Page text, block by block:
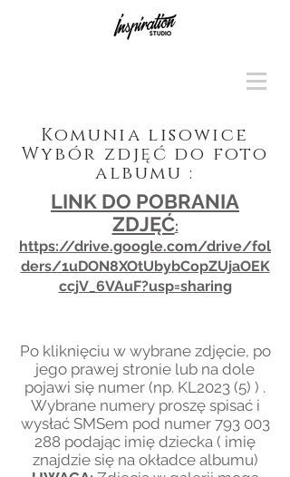
Komunia lisowice
Wybór zdjęć do foto
albumu :
LINK DO POBRANIA
ZDJĘĆ:
https://drive.google.com/drive/fol
ders/1uDON8XOtUbybCopZUjaOEK
ccjV_6VAuF?usp=sharing
Po kliknięciu w wybrane zdjęcie, po
jego prawej stronie lub na dole
pojawi się numer (np. KL2023 (5) ) .
Wybrane numery proszę spisać i
wysłać SMSem pod numer 793 003
288 podając imię dziecka ( imię
znajdzie się na okładce albumu)